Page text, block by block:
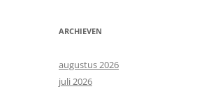
ARCHIEVEN
augustus 2026
juli 2026